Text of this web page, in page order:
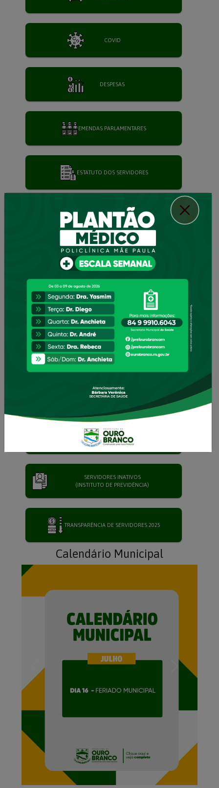
COVID
DESPESAS
EMENDAS PARLAMENTARES
ESTATUTO DOS SERVIDORES
EXIGIBILIDADE/ ORDEM CRONOLÓGICA
LEI DE TRANSPARÊNCIA
LEIS MUNICIPAIS
PNAB 2025
PORTAL DO CONTRIBUINTE
PORTARIAS
SERVIDORES INATIVOS
(INSTITUTO DE PREVIDÊNCIA)
TRANSPARÊNCIA DE SERVIDORES 2025
Calendário Municipal
Previous Next